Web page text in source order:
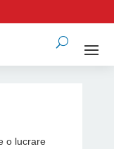
o lucrare